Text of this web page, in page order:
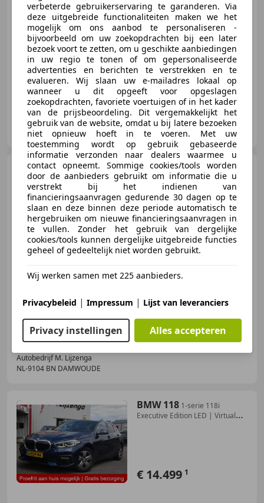
€ 19.800 1
12/2020 47.362 km Elektro/Benzine -/-
Autobedrijf M. Lijzenga
NL-9104 BN DAMWOUDE
Peugeot 3008
1.2 PureTech
Blue Lease Premium Carplay |
€ 11.500 1
Autobedrijf M. Lijzenga
NL-9104 BN DAMWOUDE
BMW 118 1-serie 118i
Executive Edition LED | Virtual
€ 14.499 1
verbeterde gebruikerservaring te garanderen. Via
deze uitgebreide functionaliteiten maken we het
mogelijk om ons aanbod te personaliseren -
bijvoorbeeld om uw zoekopdrachten bij een later
bezoek voort te zetten, om u geschikte aanbiedingen
in uw regio te tonen of om gepersonaliseerde
advertenties en berichten te verstrekken en te
evalueren. Wij slaan uw e-mailadres lokaal op
wanneer u dit opgeeft voor opgeslagen
zoekopdrachten, favoriete voertuigen of in het kader
van de prijsbeoordeling. Dit vergemakkelijkt het
gebruik van de website, omdat u bij latere bezoeken
niet opnieuw hoeft in te voeren. Met uw
toestemming wordt op gebruik gebaseerde
informatie verzonden naar dealers waarmee u
contact opneemt. Sommige cookies/tools worden
door de aanbieders gebruikt om informatie die u
verstrekt bij het indienen van
financieringsaanvragen gedurende 30 dagen op te
slaan en deze binnen deze periode automatisch te
hergebruiken om nieuwe financieringsaanvragen in
te vullen. Zonder het gebruik van dergelijke
cookies/tools kunnen dergelijke uitgebreide functies
geheel of gedeeltelijk niet worden gebruikt.
Wij werken samen met 225 aanbieders.
Privacybeleid | Impressum | Lijst van leveranciers
Privacy instellingen Alles accepteren